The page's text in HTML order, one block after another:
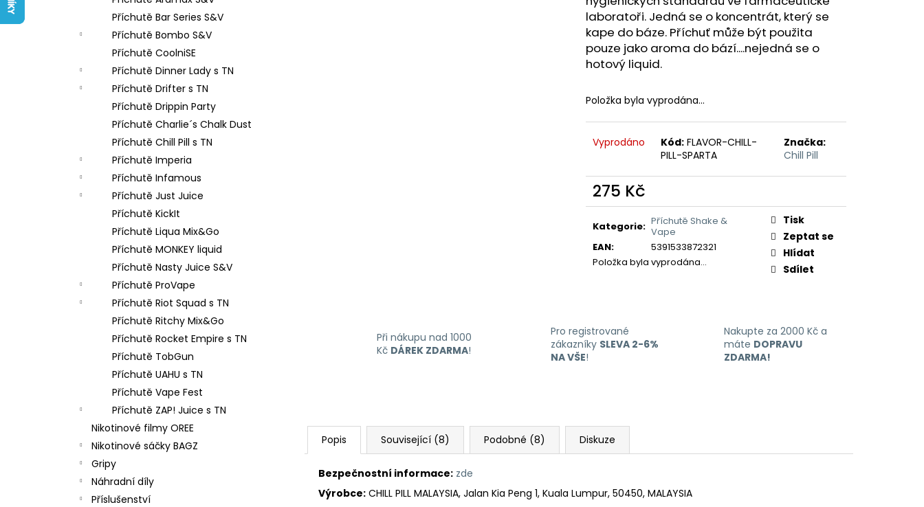
Příchutě Bar Series S&V
Příchutě Bombo S&V
Příchutě CoolniSE
Příchutě Dinner Lady s TN
Příchutě Drifter s TN
Příchutě Drippin Party
Příchutě Charlie´s Chalk Dust
Příchutě Chill Pill s TN
Příchutě Imperia
Příchutě Infamous
Příchutě Just Juice
Příchutě KickIt
Příchutě Liqua Mix&Go
Příchutě MONKEY liquid
Příchutě Nasty Juice S&V
Příchutě ProVape
Příchutě Riot Squad s TN
Příchutě Ritchy Mix&Go
Příchutě Rocket Empire s TN
Příchutě TobGun
Příchutě UAHU s TN
Příchutě Vape Fest
Příchutě ZAP! Juice s TN
Nikotinové filmy OREE
Nikotinové sáčky BAGZ
Gripy
Náhradní díly
Příslušenství
laboratoři. Jedná se o koncentrát, který se
kape do báze. Příchuť může být použita
pouze jako aroma do bází....nejedná se o
hotový liquid.
Položka byla vyprodána…
Vyprodáno Kód: FLAVOR-CHILL-
PILL-SPARTA
Značka:
Chill Pill
275 Kč
Měrná
Kategorie: Příchutě Shake &
Vape
EAN:
5391533872321
Položka byla vyprodána…
Tisk
Zeptat se
Hlídat
Sdílet
Při nákupu nad 1000
Kč DÁREK ZDARMA!
Pro registrované
zákazníky SLEVA 2-6%
NA VŠE!
Nakupte za 2000 Kč a
máte DOPRAVU
ZDARMA!
Popis Související (8) Podobné (8) Diskuze
Bezpečnostní informace: zde
Výrobce: CHILL PILL MALAYSIA, Jalan Kia Peng 1, Kuala Lumpur, 50450, MALAYSIA
LIQUID ARAMAX 4PACK CIGAR
TOBACCO 4X10ML-18MG
558 Kč
LIQUID LIQUA AMERICAN BLEND 10ML-
6MG (AMERICKÝ MÍCHANÝ TABÁK)